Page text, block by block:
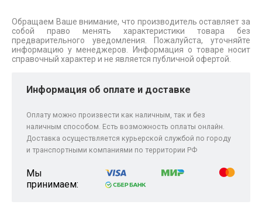
Обращаем Ваше внимание, что производитель оставляет за
собой право менять характеристики товара без
предварительного уведомления. Пожалуйста, уточняйте
информацию у менеджеров. Информация о товаре носит
справочный характер и не является публичной офертой.
Информация об оплате и доставке
Оплату можно произвести как наличным, так и без
наличным способом. Есть возможность оплаты онлайн.
Доставка осуществляется курьерской службой по городу
и транспортными компаниями по территории РФ
Мы
принимаем: